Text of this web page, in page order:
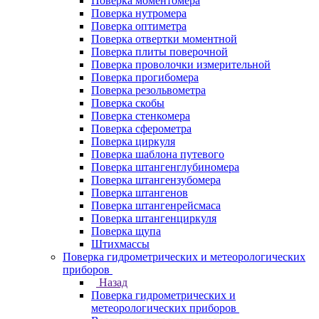
Поверка нутромера
Поверка оптиметра
Поверка отвертки моментной
Поверка плиты поверочной
Поверка проволочки измерительной
Поверка прогибомера
Поверка резольвометра
Поверка скобы
Поверка стенкомера
Поверка сферометра
Поверка циркуля
Поверка шаблона путевого
Поверка штангенглубиномера
Поверка штангензубомера
Поверка штангенов
Поверка штангенрейсмаса
Поверка штангенциркуля
Поверка щупа
Штихмассы
Поверка гидрометрических и метеорологических
приборов
Назад
Поверка гидрометрических и
метеорологических приборов